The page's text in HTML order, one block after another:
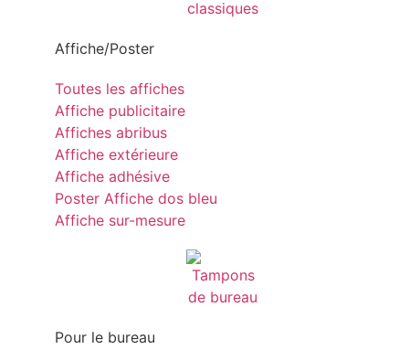
Affiche/Poster
Toutes les affiches
Affiche publicitaire
Affiches abribus
Affiche extérieure
Affiche adhésive
Poster Affiche dos bleu
Affiche sur-mesure
Pour le bureau